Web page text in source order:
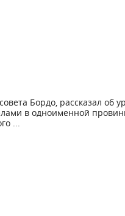
Бордо, рассказал об
в одноименной
...